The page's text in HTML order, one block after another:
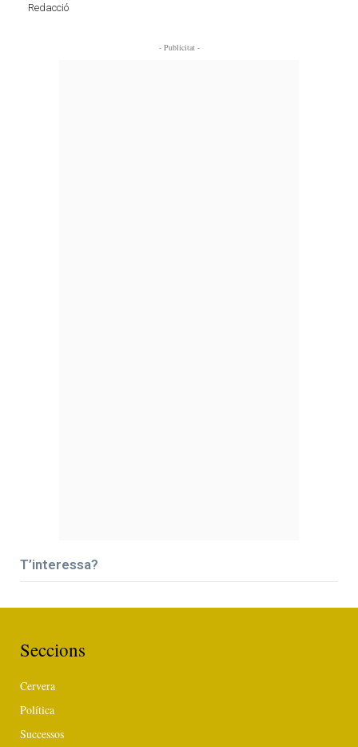
Redacció
- Publicitat -
T’interessa?
Seccions
Cervera
Política
Successos